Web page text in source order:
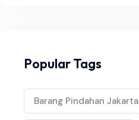
Popular Tags
Barang Pindahan Jakarta